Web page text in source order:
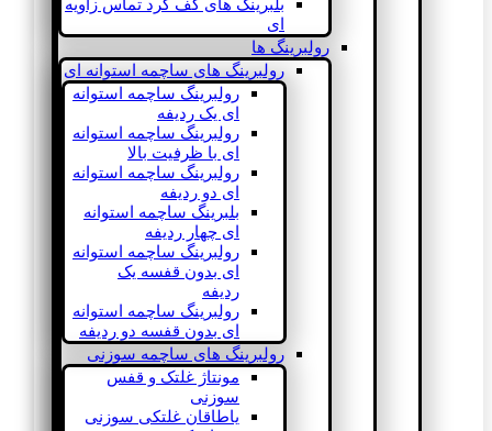
بلبرینگ های کف گرد تماس زاویه
ای
رولبرینگ ها
رولبرینگ های ساچمه استوانه ای
رولبرینگ ساچمه استوانه
ای یک ردیفه
رولبرینگ ساچمه استوانه
ای با ظرفیت بالا
رولبرینگ ساچمه استوانه
ای دو ردیفه
بلبرینگ ساچمه استوانه
ای چهار ردیفه
رولبرینگ ساچمه استوانه
ای بدون قفسه یک
ردیفه
رولبرینگ ساچمه استوانه
ای بدون قفسه دو ردیفه
رولبرینگ های ساچمه سوزنی
مونتاژ غلتک و قفس
سوزنی
یاطاقان غلتکی سوزنی